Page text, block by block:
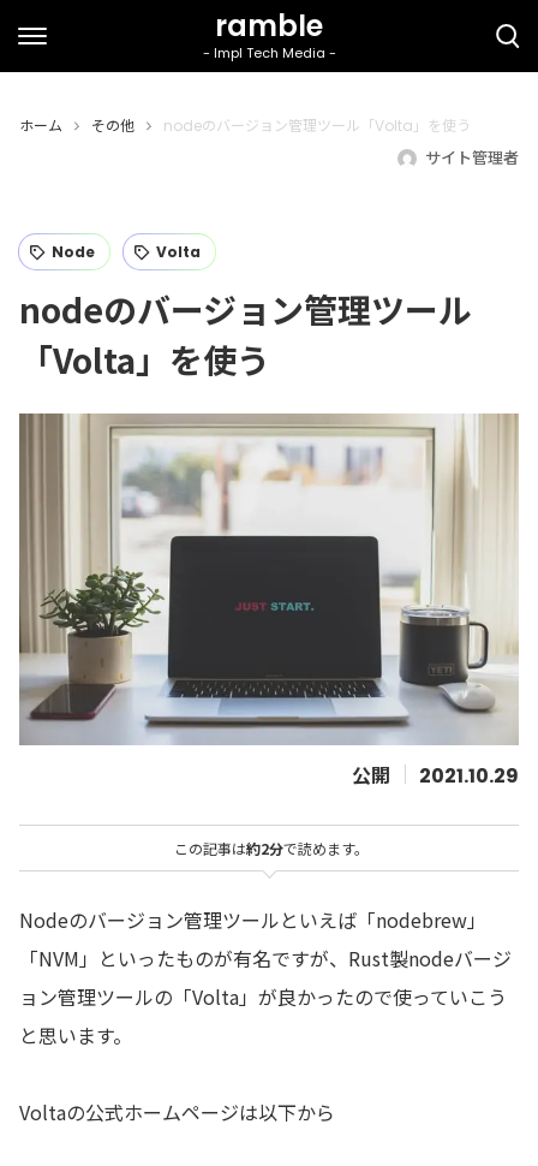
ホーム その他 nodeのバージョン管理ツール「Volta」を使う
サイト管理者
Node Volta
nodeのバージョン管理ツール
「Volta」を使う
2021.10.29
この記事は約2分で読めます。
Nodeのバージョン管理ツールといえば「nodebrew」
「NVM」といったものが有名ですが、Rust製nodeバージ
ョン管理ツールの「Volta」が良かったので使っていこう
と思います。
Voltaの公式ホームページは以下から